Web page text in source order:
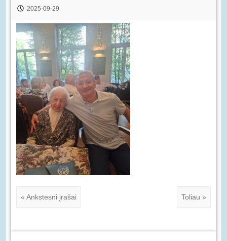
2025-09-29
« Ankstesni įrašai Toliau »